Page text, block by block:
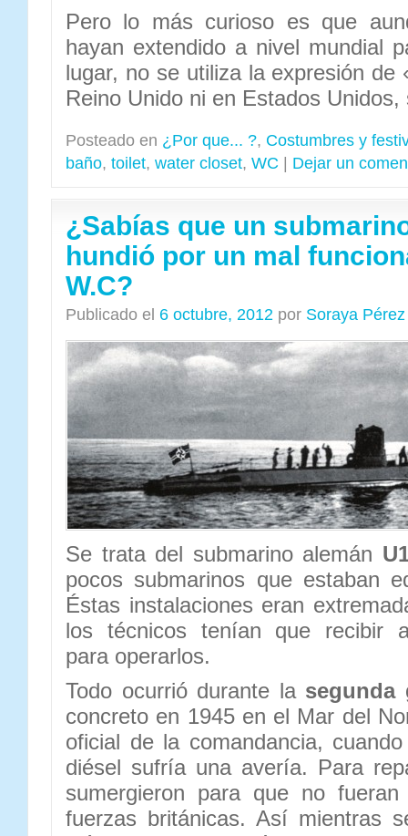
Pero lo más curioso es que
hayan extendido a nivel mundial
lugar, no se utiliza la expresión de
Reino Unido ni en Estados Unidos,
Posteado en ¿Por que... ?, Costumbres y
baño, toilet, water closet, WC Dejar un
¿Sabías que un
hundió por un mal
W.C?
Publicado el 6 octubre, 2012 por Soraya Pérez
Se trata del submarino alemán
pocos submarinos que estaban
Éstas instalaciones eran
los técnicos tenían que recibir
para operarlos.
Todo ocurrió durante la segunda
concreto en 1945 en el Mar del
oficial de la comandancia,
diésel sufría una avería. Para
sumergieron para que no
fuerzas británicas. Así mientras